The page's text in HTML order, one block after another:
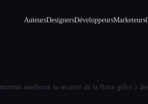
AuteursDesignersDéveloppeursMarketeurs
améliorer la sécurité de la flotte grâce à